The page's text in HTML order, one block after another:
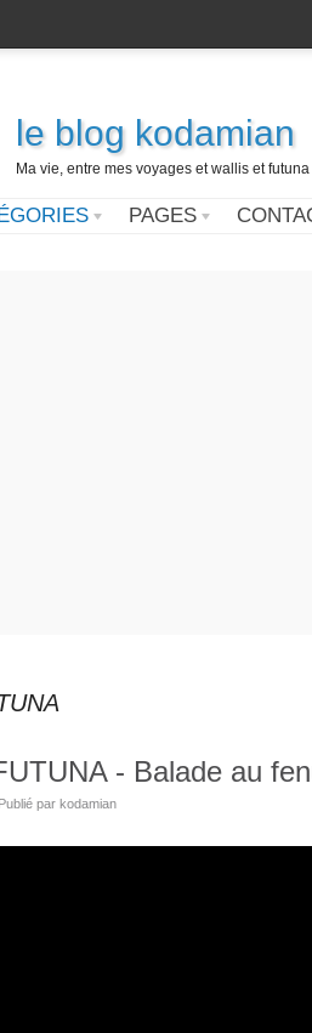
le blog kodamian
Ma vie, entre mes voyages et wallis et
PAGES
- Balade au
Publié par kodamian